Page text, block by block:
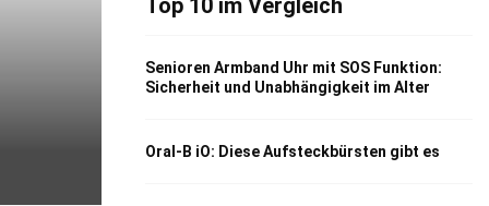
Top 10 im Vergleich
Senioren Armband Uhr mit SOS Funktion:
Sicherheit und Unabhängigkeit im Alter
Oral-B iO: Diese Aufsteckbürsten gibt es